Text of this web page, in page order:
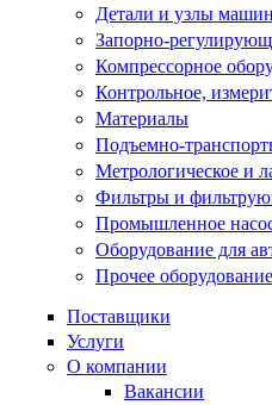
Детали и узлы
Запорно-
Компрессорное
Контрольное,
Материалы
Подъемно-
Метрологическое и
Фильтры и
Промышленное
Оборудование для
Прочее оборудование
Поставщики
Услуги
О компании
Вакансии